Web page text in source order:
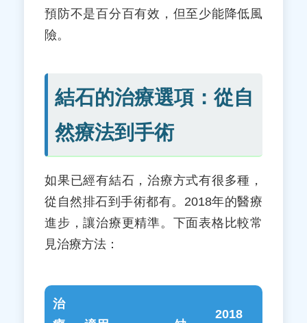
預防不是百分百有效，但至少能降低風
險。
結石的治療選項：從自
然療法到手術
如果已經有結石，治療方式有很多種，
從自然排石到手術都有。2018年的醫療
進步，讓治療更精準。下面表格比較常
見治療方法：
治
2018